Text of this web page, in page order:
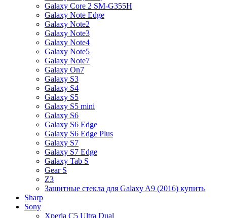
Galaxy Core 2 SM-G355H
Galaxy Note Edge
Galaxy Note2
Galaxy Note3
Galaxy Note4
Galaxy Note5
Galaxy Note7
Galaxy On7
Galaxy S3
Galaxy S4
Galaxy S5
Galaxy S5 mini
Galaxy S6
Galaxy S6 Edge
Galaxy S6 Edge Plus
Galaxy S7
Galaxy S7 Edge
Galaxy Tab S
Gear S
Z3
Защитные стекла для Galaxy A9 (2016) купить
Sharp
Sony
Xperia C5 Ultra Dual